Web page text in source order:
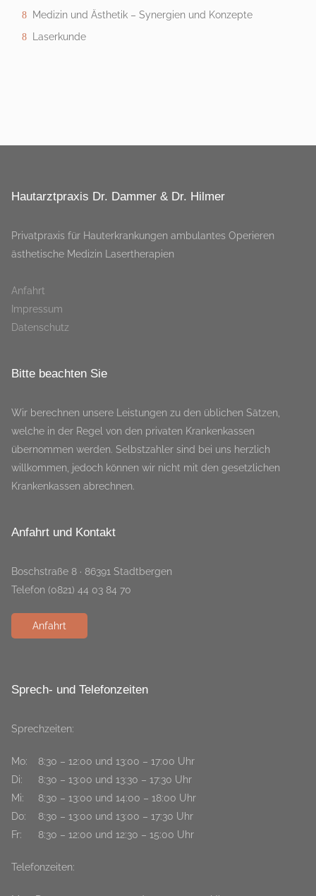
Medizin und Ästhetik – Synergien und Konzepte
Laserkunde
Hautarztpraxis Dr. Dammer & Dr. Hilmer
Privatpraxis für Hauterkrankungen ambulantes Operieren
ästhetische Medizin Lasertherapien
Anfahrt
Impressum
Datenschutz
Bitte beachten Sie
Wir berechnen unsere Leistungen zu den üblichen Sätzen,
welche in der Regel von den privaten Krankenkassen
übernommen werden. Selbstzahler sind bei uns herzlich
willkommen, jedoch können wir nicht mit den gesetzlichen
Krankenkassen abrechnen.
Anfahrt und Kontakt
Boschstraße 8 · 86391 Stadtbergen
Telefon (0821) 44 03 84 70
Anfahrt
Sprech- und Telefonzeiten
Sprechzeiten:
Mo:
8:30 – 12:00 und 13:00 – 17:00 Uhr
Di:
8:30 – 13:00 und 13:30 – 17:30 Uhr
Mi:
8:30 – 13:00 und 14:00 – 18:00 Uhr
Do:
8:30 – 13:00 und 13:00 – 17:30 Uhr
Fr:
8:30 – 12:00 und 12:30 – 15:00 Uhr
Telefonzeiten: